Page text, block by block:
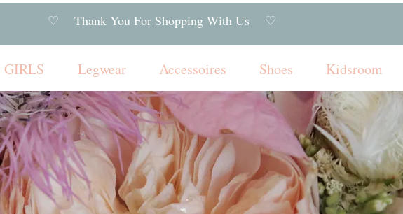
♡ Thank You For Shopping With Us ♡
GIRLS Legwear Accessoires Shoes Kidsroom